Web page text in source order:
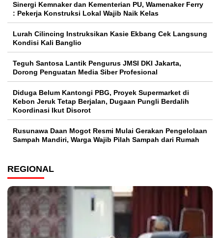
Sinergi Kemnaker dan Kementerian PU, Wamenaker Ferry
: Pekerja Konstruksi Lokal Wajib Naik Kelas
Lurah Cilincing Instruksikan Kasie Ekbang Cek Langsung
Kondisi Kali Banglio
Teguh Santosa Lantik Pengurus JMSI DKI Jakarta,
Dorong Penguatan Media Siber Profesional
Diduga Belum Kantongi PBG, Proyek Supermarket di
Kebon Jeruk Tetap Berjalan, Dugaan Pungli Berdalih
Koordinasi Ikut Disorot
Rusunawa Daan Mogot Resmi Mulai Gerakan Pengelolaan
Sampah Mandiri, Warga Wajib Pilah Sampah dari Rumah
REGIONAL